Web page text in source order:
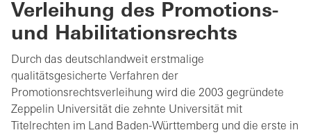
Verleihung des Promotions-
und Habilitationsrechts
Durch das deutschlandweit erstmalige
qualitätsgesicherte Verfahren der
Promotionsrechtsverleihung wird die 2003 gegründete
Zeppelin Universität die zehnte Universität mit
Titelrechten im Land Baden-Württemberg und die erste in